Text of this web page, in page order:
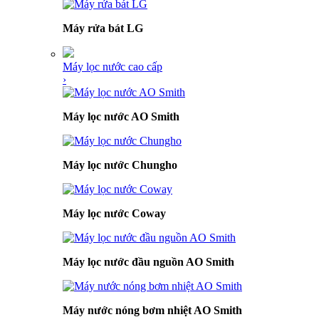
Máy rửa bát LG
Máy lọc nước cao cấp
›
Máy lọc nước AO Smith
Máy lọc nước Chungho
Máy lọc nước Coway
Máy lọc nước đầu nguồn AO Smith
Máy nước nóng bơm nhiệt AO Smith